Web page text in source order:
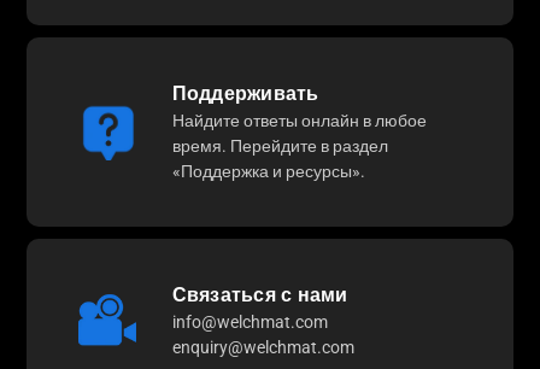
Поддерживать
Найдите ответы онлайн в любое
время. Перейдите в раздел
«Поддержка и ресурсы».
Связаться с нами
info@welchmat.com
enquiry@welchmat.com